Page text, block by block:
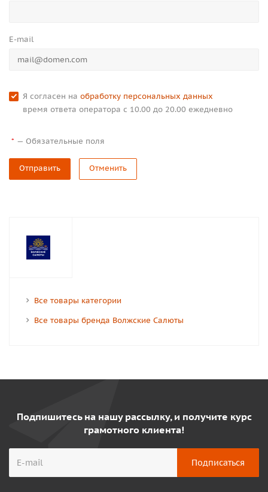
E-mail
Я согласен на обработку персональных данных
время ответа оператора с 10.00 до 20.00 ежедневно
* — Обязательные поля
Отправить Отменить
Все товары категории
Все товары бренда Волжские Салюты
Подпишитесь на нашу рассылку, и получите курс
грамотного клиента!